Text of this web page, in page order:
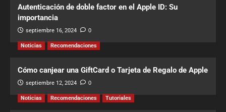
Autenticación de doble factor en el Apple ID: Su
importancia
septiembre 16, 2024 0
Noticias Recomendaciones
Cómo canjear una GiftCard o Tarjeta de Regalo de Apple
septiembre 12, 2024 0
Noticias Recomendaciones Tutoriales